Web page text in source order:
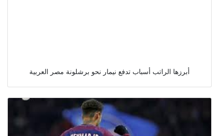
أبرزها الراتب أسباب تدفع نيمار نحو برشلونة مصر العربية